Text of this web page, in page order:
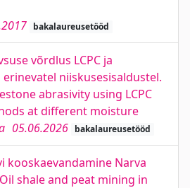
bakalaureusetööd
võrdlus LCPC ja
erinevatel niiskusesisaldustel.
abrasivity using LCPC
at different moisture
05.06.2026 bakalaureusetööd
kooskaevandamine Narva
shale and peat mining in